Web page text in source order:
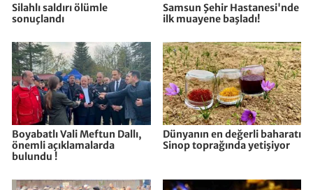
Silahlı saldırı ölümle
sonuçlandı
Samsun Şehir Hastanesi'nde
ilk muayene başladı!
Boyabatlı Vali Meftun Dallı,
önemli açıklamalarda
bulundu !
Dünyanın en değerli baharatı
Sinop toprağında yetişiyor